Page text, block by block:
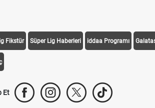
Fikstür Süper Lig Haberleri iddaa Programı
Et